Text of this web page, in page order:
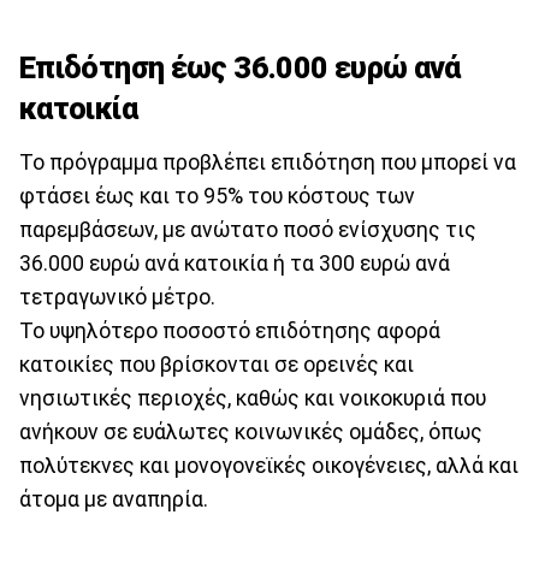
Επιδότηση έως 36.000 ευρώ ανά
κατοικία
Το πρόγραμμα προβλέπει επιδότηση που μπορεί να
φτάσει έως και το 95% του κόστους των
παρεμβάσεων, με ανώτατο ποσό ενίσχυσης τις
36.000 ευρώ ανά κατοικία ή τα 300 ευρώ ανά
τετραγωνικό μέτρο.
Το υψηλότερο ποσοστό επιδότησης αφορά
κατοικίες που βρίσκονται σε ορεινές και
νησιωτικές περιοχές, καθώς και νοικοκυριά που
ανήκουν σε ευάλωτες κοινωνικές ομάδες, όπως
πολύτεκνες και μονογονεϊκές οικογένειες, αλλά και
άτομα με αναπηρία.